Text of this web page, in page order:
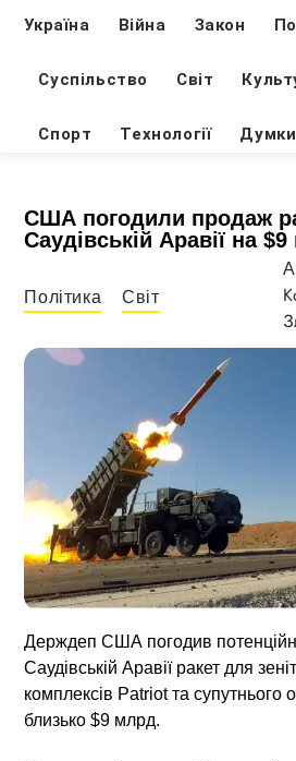
Україна Війна Закон
Суспільство Світ
Спорт Технології Думки
США погодили продаж
Саудівській Аравії на
Політика Світ
Держдеп США погодив
Саудівській Аравії ракет для
комплексів Patriot та супутнього
близько $9 млрд.